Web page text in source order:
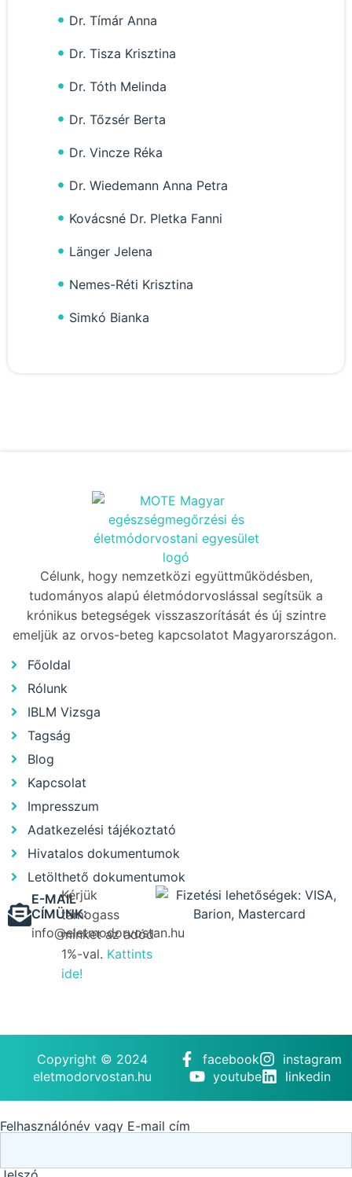
Dr. Tímár Anna
Dr. Tisza Krisztina
Dr. Tóth Melinda
Dr. Tőzsér Berta
Dr. Vincze Réka
Dr. Wiedemann Anna Petra
Kovácsné Dr. Pletka Fanni
Länger Jelena
Nemes-Réti Krisztina
Simkó Bianka
Célunk, hogy nemzetközi együttműködésben,
tudományos alapú életmódorvoslással segítsük a
krónikus betegségek visszaszorítását és új szintre
emeljük az orvos-beteg kapcsolatot Magyarországon.
Főoldal
Rólunk
IBLM Vizsga
Tagság
Blog
Kapcsolat
Impresszum
Adatkezelési tájékoztató
Hivatalos dokumentumok
Letölthető dokumentumok
E-MAIL
CÍMÜNK:
info@eletmodorvostan.hu
Kérjük
támogass
minket az adód
1%-val. Kattints
ide!
Copyright © 2024
eletmodorvostan.hu
facebook
instagram
youtube
linkedin
Felhasználónév vagy E-mail cím